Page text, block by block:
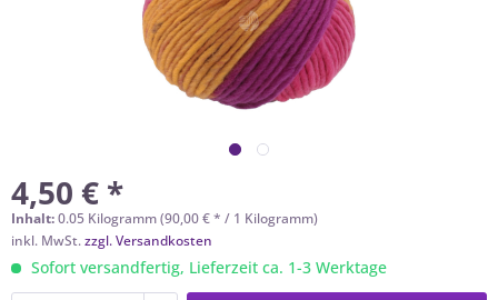
4,50 € *
Inhalt:0.05 Kilogramm (90,00 € * / 1 Kilogramm)
inkl. MwSt.zzgl. Versandkosten
Sofort versandfertig, Lieferzeit ca. 1-3 Werktage